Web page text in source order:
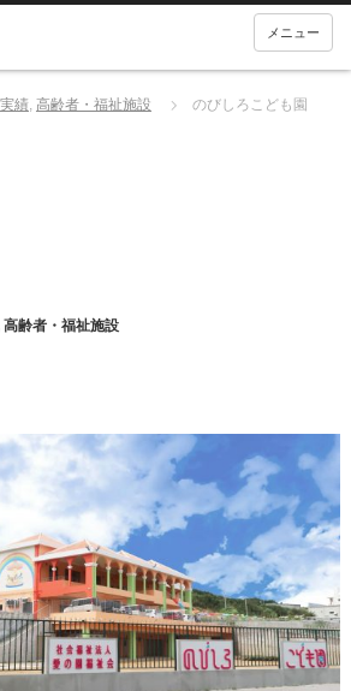
メニュー
績, 高齢者・福祉施設 のびしろこども園
高齢者・福祉施設